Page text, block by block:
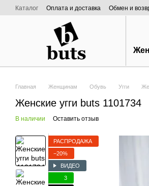
Перейти к основному контенту
Каталог Оплата и доставка Обмен и
О нас
Главная Женщинам Обувь Угги
Женские угги buts 1101734
В наличии Оставить отзыв
РАСПРОДАЖА
−20%
ВИДЕО
3